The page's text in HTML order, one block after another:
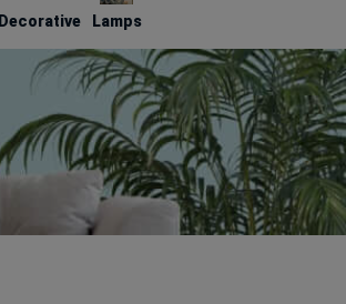
Decorative Lamps